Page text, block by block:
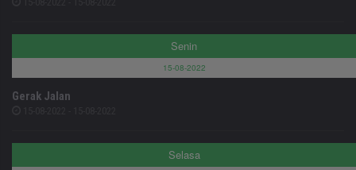
Senin
15-08-2022
Gerak Jalan
Selasa